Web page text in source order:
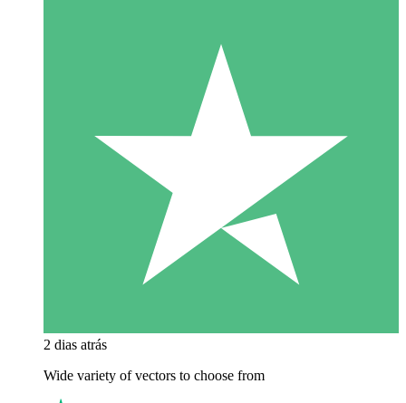
2 dias atrás
Wide variety of vectors to choose from